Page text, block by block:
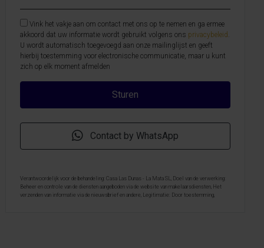
Vink het vakje aan om contact met ons op te nemen en ga ermee
akkoord dat uw informatie wordt gebruikt volgens ons privacybeleid
U wordt automatisch toegevoegd aan onze mailinglijst en geeft
hierbij toestemming voor electronische communicatie, maar u kunt
zich op elk moment afmelden
Contact by WhatsApp
Verantwoordelijk voor de behandeling: Casa Las Dunas - La Mata SL, Doel van de verwerking:
Beheer en controle van de diensten aangeboden via de website van makelaarsdiensten, Het
verzenden van informatie via de nieuwsbrief en andere, Legitimatie: Door toestemming,